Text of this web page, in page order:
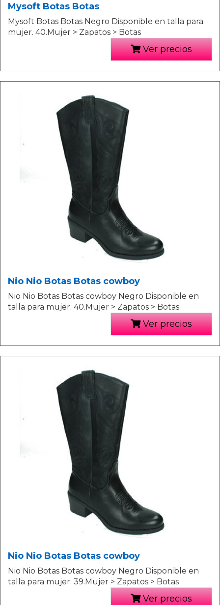
Mysoft Botas Botas
Mysoft Botas Botas Negro Disponible en talla para
mujer. 40.Mujer > Zapatos > Botas
Ver precios
Nio Nio Botas Botas cowboy
Nio Nio Botas Botas cowboy Negro Disponible en
talla para mujer. 40.Mujer > Zapatos > Botas
Ver precios
Nio Nio Botas Botas cowboy
Nio Nio Botas Botas cowboy Negro Disponible en
talla para mujer. 39.Mujer > Zapatos > Botas
Ver precios